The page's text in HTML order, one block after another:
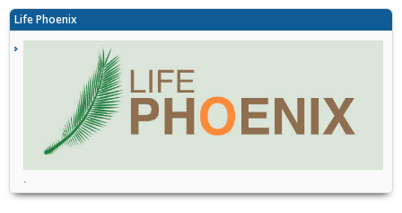
Life Phoenix
.